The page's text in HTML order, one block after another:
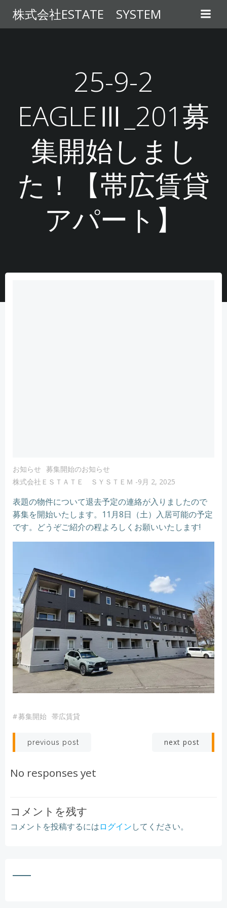
ン
テ
ス
キ
株式会社ESTATE SYSTEM
25-9-2
EAGLEⅢ_201募
集開始しまし
た！【帯広賃貸
アパート】
お知らせ 募集開始のお知らせ
株式会社ＥＳＴＡＴＥ ＳＹＳＴＥＭ -9月 2, 2025
表題の物件について退去予定の連絡が入りましたので
募集を開始いたします。11月8日（土）入居可能の予定
です。どうぞご紹介の程よろしくお願いいたします!
#募集開始 帯広賃貸
Post
navigation
previous post next post
No responses yet
コメントを残す
コメントを投稿するにはログインしてください。